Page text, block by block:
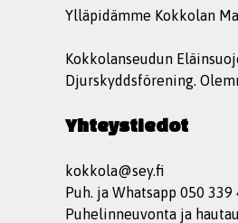
Ylläpidämme Kokkolan
Kokkolanseudun
Djurskyddsförening.
Yhteystiedot
kokkola@sey.fi
Puh. ja Whatsapp 050 339
Puhelinneuvonta ja